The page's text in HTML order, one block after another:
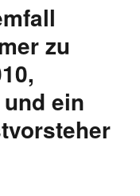
Käßmann
Haus
zu
ein